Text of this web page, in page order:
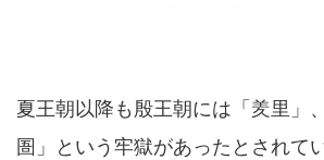
夏王朝以降も殷王朝には「羑里」
圄」という牢獄があったとされて